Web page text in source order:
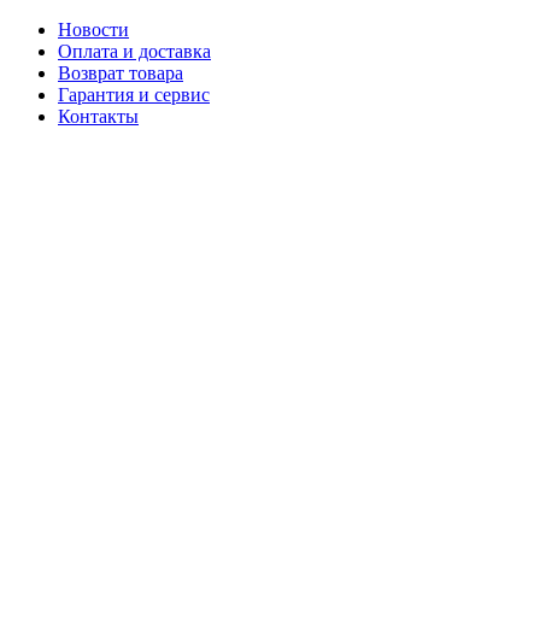
Новости
Оплата и доставка
Возврат товара
Гарантия и сервис
Контакты